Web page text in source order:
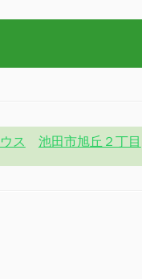
ス 池田市旭丘２丁目